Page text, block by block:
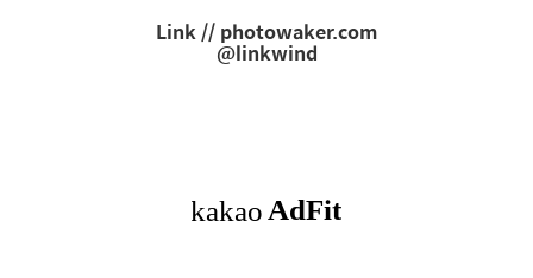
Link // photowaker.com
@linkwind